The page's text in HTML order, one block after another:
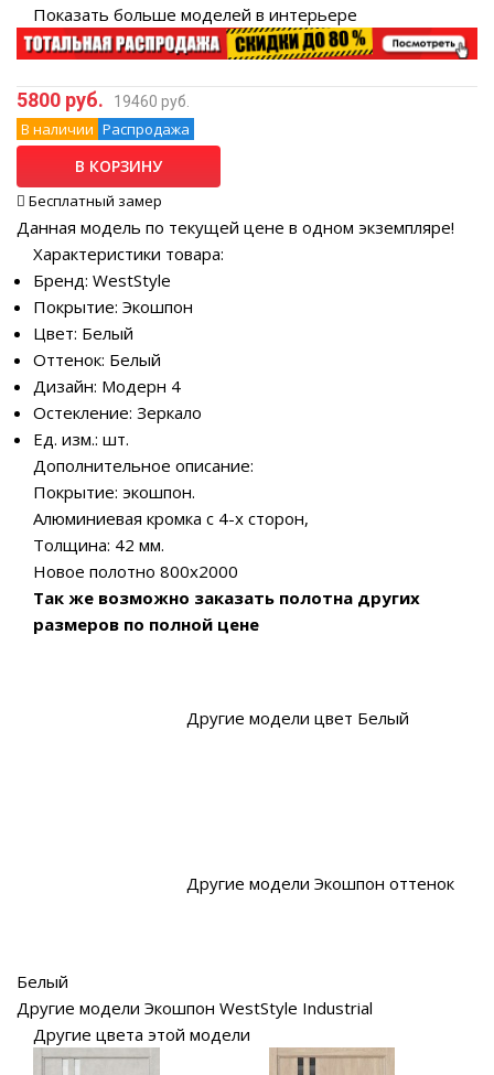
Показать больше моделей в интерьере
5800 руб. 19460 руб.
В наличии Распродажа
В КОРЗИНУ
Бесплатный замер
Данная модель по текущей цене в одном экземпляре!
Характеристики товара:
Бренд: WestStyle
Покрытие: Экошпон
Цвет: Белый
Оттенок: Белый
Дизайн: Модерн 4
Остекление: Зеркало
Ед. изм.: шт.
Дополнительное описание:
Покрытие: экошпон.
Алюминиевая кромка c 4-х сторон,
Толщина: 42 мм.
Новое полотно 800х2000
Так же возможно заказать полотна других
размеров по полной цене
Другие модели цвет Белый
Другие модели Экошпон оттенок
Белый
Другие модели Экошпон WestStyle Industrial
Другие цвета этой модели